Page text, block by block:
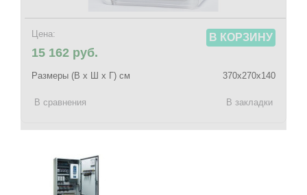
Цена:
15 162 руб.
В КОРЗИНУ
Размеры (В х Ш х Г) см 370х270х140
В сравнения В закладки